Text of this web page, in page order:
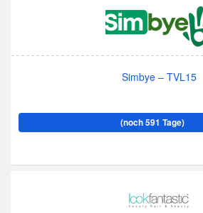
Simbye – TVL15
(noch 591 Tage)